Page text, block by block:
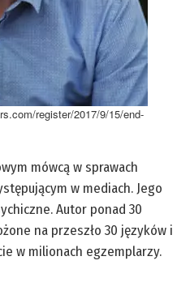
register/2017/9/15/end-
mówcą w sprawach
w mediach. Jego
Autor ponad 30
na przeszło 30 języków i
w milionach egzemplarzy.